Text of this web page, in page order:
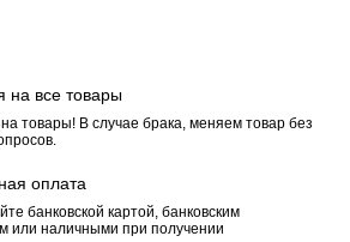
на все товары
товары! В случае брака, меняем товар без
оплата
банковской картой, банковским
или наличными при получении